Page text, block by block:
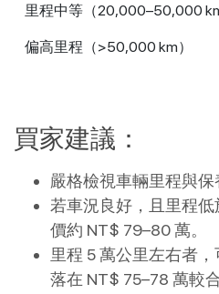
里程中等（20,000–50,000 km
偏高里程（>50,000 km）
買家建議：
嚴格檢視車輛里程與保
若車況良好，且里程
價約 NT$ 79–80 萬。
里程 5 萬公里左右者
落在 NT$ 75–78 萬較合